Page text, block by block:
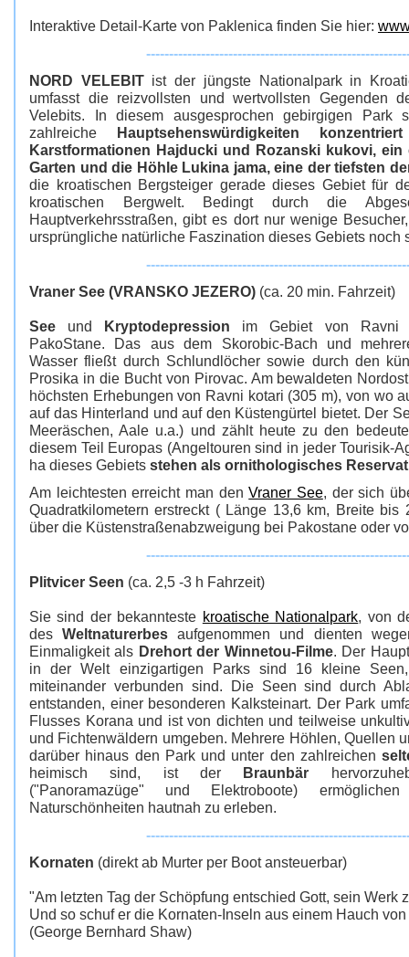
Interaktive Detail-Karte von Paklenica finden Sie hier:
NORD VELEBITist der jüngste Nationalpark in
umfasst die reizvollsten und wertvollsten Gegenden
Velebits. In diesem ausgesprochen gebirgigen Park
zahlreiche Hauptsehenswürdigkeiten
Karstformationen Hajducki und Rozanski kukovi, ein
Garten und die Höhle Lukina jama, eine der tiefsten
die kroatischen Bergsteiger gerade dieses Gebiet für
kroatischen Bergwelt. Bedingt durch die
Hauptverkehrsstraßen, gibt es dort nur wenige
ursprüngliche natürliche Faszination dieses Gebiets noch
Vraner See (VRANSKO JEZERO) (ca. 20 min. Fahrzeit)
See und Kryptodepression im Gebiet von Ravni
PakoStane. Das aus dem Skorobic-Bach und
Wasser fließt durch Schlundlöcher sowie durch den
Prosika in die Bucht von Pirovac. Am bewaldeten
höchsten Erhebungen von Ravni kotari (305 m), von wo
auf das Hinterland und auf den Küstengürtel bietet. Der
Meeräschen, Aale u.a.) und zählt heute zu den
diesem Teil Europas (Angeltouren sind in jeder Tourisik-
ha dieses Gebiets stehen als ornithologisches
Am leichtesten erreicht man denVraner See, der sich
Quadratkilometern erstreckt ( Länge 13,6 km, Breite bis
über die Küstenstraßenabzweigung bei Pakostane oder
Plitvicer Seen (ca. 2,5 -3 h Fahrzeit)
Sie sind der bekannteste kroatische Nationalpark, von
desWeltnaturerbes aufgenommen und dienten
Einmaligkeit als Drehort der Winnetou-Filme. Der
in der Welt einzigartigen Parks sind 16 kleine
miteinander verbunden sind. Die Seen sind durch
entstanden, einer besonderen Kalksteinart. Der Park
Flusses Korana und ist von dichten und teilweise
und Fichtenwäldern umgeben. Mehrere Höhlen, Quellen
darüber hinaus den Park und unter den zahlreichen
heimisch sind, ist der Braunbär
("Panoramazüge" und Elektroboote)
Naturschönheiten hautnah zu erleben.
Kornaten (direkt ab Murter per Boot ansteuerbar)
"Am letzten Tag der Schöpfung entschied Gott, sein Werk
Und so schuf er die Kornaten-Inseln aus einem Hauch
(George Bernhard Shaw)